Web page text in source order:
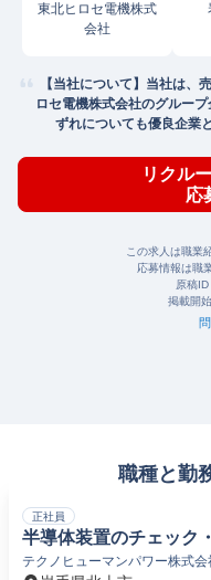
東北ヒロセ電機株式
会社
【当社について】当社は、
ロセ電機株式会社のグルー
ずれについても優良企業
リクル
応
この求人は職業
応募情報は職
原稿ID
掲載開始
職種と勤
正社員
半導体装置のチェック
テクノヒューマンパワー株式会